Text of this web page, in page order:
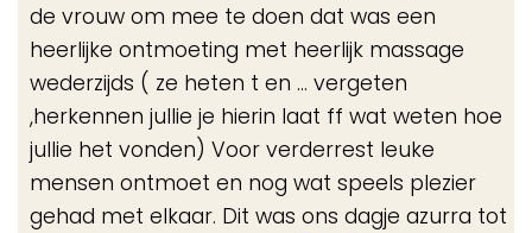
de vrouw om mee te doen dat was een
heerlijke ontmoeting met heerlijk massage
wederzijds ( ze heten t en ... vergeten
,herkennen jullie je hierin laat ff wat weten hoe
jullie het vonden) Voor verderrest leuke
mensen ontmoet en nog wat speels plezier
gehad met elkaar. Dit was ons dagje azurra tot